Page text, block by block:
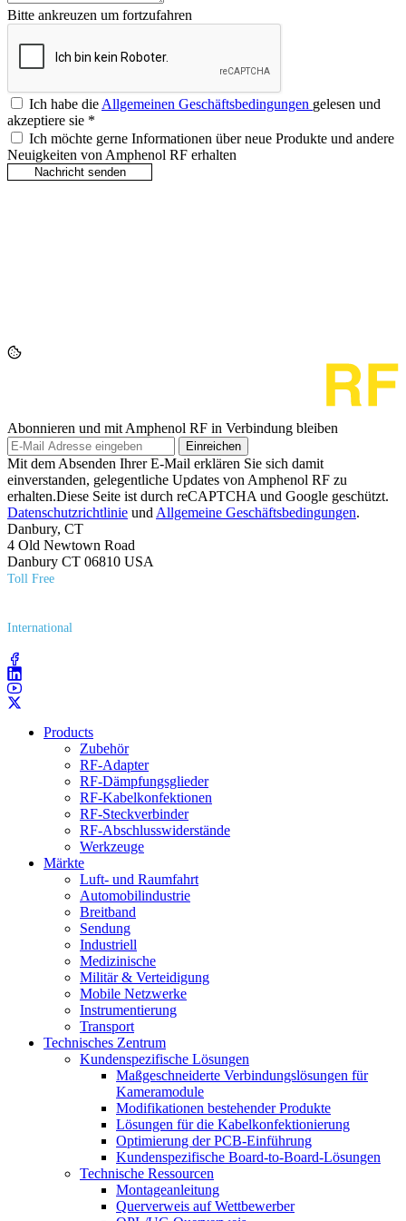
Bitte ankreuzen um fortzufahren
Ich habe die Allgemeinen Geschäftsbedingungen gelesen und
akzeptiere sie *
Ich möchte gerne Informationen über neue Produkte und andere
Neuigkeiten von Amphenol RF erhalten
Abonnieren und mit Amphenol RF in Verbindung bleiben
Einreichen
Mit dem Absenden Ihrer E-Mail erklären Sie sich damit
einverstanden, gelegentliche Updates von Amphenol RF zu
erhalten.Diese Seite ist durch reCAPTCHA und Google geschützt.
Datenschutzrichtlinie und Allgemeine Geschäftsbedingungen.
Danbury, CT
4 Old Newtown Road
Danbury CT 06810 USA
Toll Free
International
Products
Zubehör
RF-Adapter
RF-Dämpfungsglieder
RF-Kabelkonfektionen
RF-Steckverbinder
RF-Abschlusswiderstände
Werkzeuge
Märkte
Luft- und Raumfahrt
Automobilindustrie
Breitband
Sendung
Industriell
Medizinische
Militär & Verteidigung
Mobile Netzwerke
Instrumentierung
Transport
Technisches Zentrum
Kundenspezifische Lösungen
Maßgeschneiderte Verbindungslösungen für
Kameramodule
Modifikationen bestehender Produkte
Lösungen für die Kabelkonfektionierung
Optimierung der PCB-Einführung
Kundenspezifische Board-to-Board-Lösungen
Technische Ressourcen
Montageanleitung
Querverweis auf Wettbewerber